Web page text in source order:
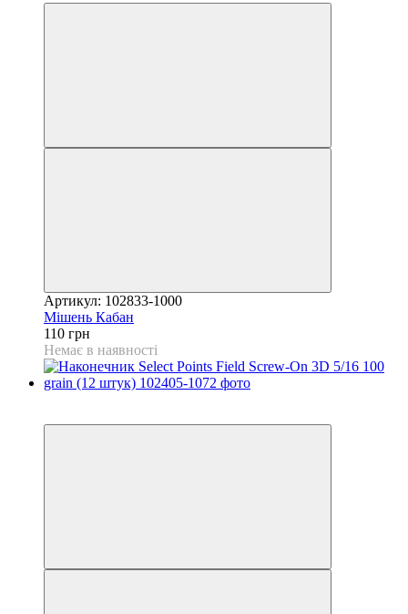
Артикул: 102833-1000
Мішень Кабан
110 грн
Немає в наявності